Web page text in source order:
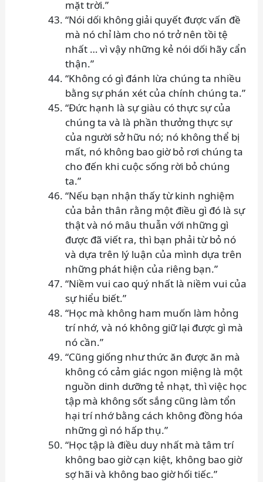
mặt trời.”
“Nói dối không giải quyết được vấn đề
mà nó chỉ làm cho nó trở nên tồi tệ
nhất … vì vậy những kẻ nói dối hãy cẩn
thận.”
“Không có gì đánh lừa chúng ta nhiều
bằng sự phán xét của chính chúng ta.”
“Đức hạnh là sự giàu có thực sự của
chúng ta và là phần thưởng thực sự
của người sở hữu nó; nó không thể bị
mất, nó không bao giờ bỏ rơi chúng ta
cho đến khi cuộc sống rời bỏ chúng
ta.”
“Nếu bạn nhận thấy từ kinh nghiệm
của bản thân rằng một điều gì đó là sự
thật và nó mâu thuẫn với những gì
được đã viết ra, thì bạn phải từ bỏ nó
và dựa trên lý luận của mình dựa trên
những phát hiện của riêng bạn.”
“Niềm vui cao quý nhất là niềm vui của
sự hiểu biết.”
“Học mà không ham muốn làm hỏng
trí nhớ, và nó không giữ lại được gì mà
nó cần.”
“Cũng giống như thức ăn được ăn mà
không có cảm giác ngon miệng là một
nguồn dinh dưỡng tẻ nhạt, thì việc học
tập mà không sốt sắng cũng làm tổn
hại trí nhớ bằng cách không đồng hóa
những gì nó hấp thụ.”
“Học tập là điều duy nhất mà tâm trí
không bao giờ cạn kiệt, không bao giờ
sợ hãi và không bao giờ hối tiếc.”